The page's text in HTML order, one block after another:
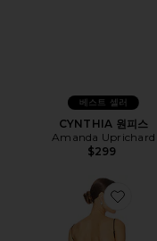
베스트 셀러
CYNTHIA 원피스
Amanda Uprichard
$299